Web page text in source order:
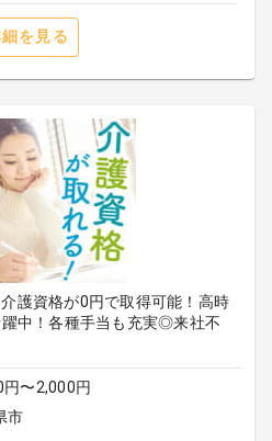
を見る
介護資格が0円で取得可能！高時
中！各種手当も充実◎来社不
〜2,000円
市